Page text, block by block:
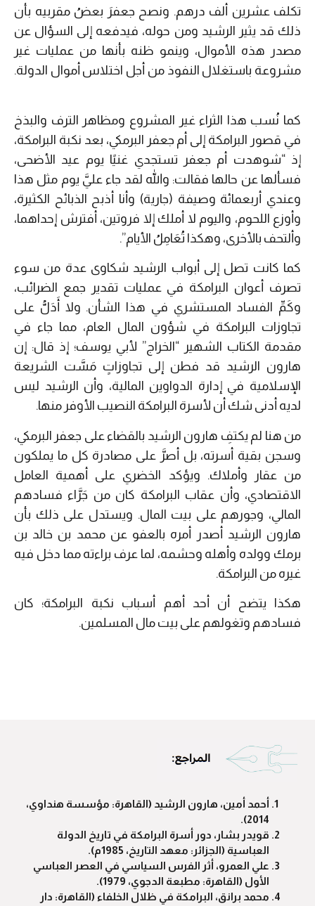
تكلف عشرين ألف درهم. ونصح جعفرَ بعضُ مقربيه بأن
ذلك قد يثير الرشيد ومن حوله، فيدفعه إلى السؤال عن
مصدر هذه الأموال، وينمو ظنه بأنها من عمليات غير
مشروعة باستغلال النفوذ من أجل اختلاس أموال الدولة.
كما نُسب هذا الثراء غير المشروع ومظاهر الترف والبذخ
في قصور البرامكة إلى أم جعفر البرمكي، بعد نكبة البرامكة،
إذ “شوهدت أم جعفر تستجدي غنيًا يوم عيد الأضحى،
فسألها عن حالها فقالت: والله لقد جاء عليَّ يوم مثل هذا
وعندي أربعمائة وصيفة (جارية) وأنا أذبح الذبائح الكثيرة،
وأوزع اللحوم، واليوم لا أملك إلا فروتين، أفترش إحداهما،
وألتحف بالأخرى، وهكذا تُعَامِلُ الأيام”.
كما كانت تصل إلى أبواب الرشيد شكاوى عدة من سوء
تصرف أعوان البرامكة في عمليات تقدير جمع الضرائب،
وكَمِّ الفساد المستشري في هذا الشأن. ولا أَدَلُّ على
تجاوزات البرامكة في شؤون المال العام، مما جاء في
مقدمة الكتاب الشهير “الخراج” لأبي يوسف؛ إذ قال: إن
هارون الرشيد قد فطن إلى تجاوزاتٍ مَسَّت الشريعة
الإسلامية في إدارة الدواوين المالية، وأن الرشيد ليس
لديه أدنى شك أن لأسرة البرامكة النصيب الأوفر منها.
من هنا لم يكتفِ هارون الرشيد بالقضاء على جعفر البرمكي،
وسجن بقية أسرته، بل أصرَّ على مصادرة كل ما يملكون
من عقار وأملاك. ويؤكد الخضري على أهمية العامل
الاقتصادي، وأن عقاب البرامكة كان من جَرَّاء فسادهم
المالي، وجورهم على بيت المال. ويستدل على ذلك بأن
هارون الرشيد أصدر أمره بالعفو عن محمد بن خالد بن
برمك وولده وأهله وحشمه، لما عرف براءته مما دخل فيه
غيره من البرامكة.
هكذا يتضح أن أحد أهم أسباب نكبة البرامكة؛ كان
فسادهم وتغولهم على بيت مال المسلمين.
أحمد أمين، هارون الرشيد (القاهرة: مؤسسة هنداوي،
2014).
قويدر بشار، دور أسرة البرامكة في تاريخ الدولة
العباسية (الجزائر: معهد التاريخ، 1985م).
علي العمرو، أثر الفرس السياسي في العصر العباسي
الأول (القاهرة: مطبعة الدجوي، 1979).
محمد برانق، البرامكة في ظلال الخلفاء (القاهرة: دار